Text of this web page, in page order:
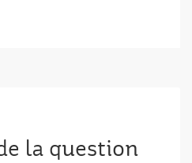
la question